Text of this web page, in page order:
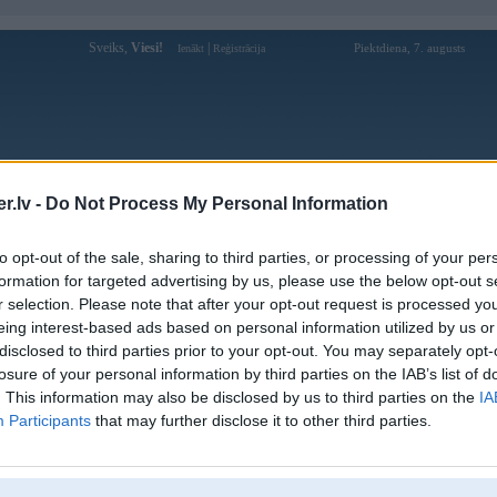
- Do Not Process My Personal Information
opt-out of the sale, sharing to third parties, or processing of your
for targeted advertising by us, please use the below opt-out
selection. Please note that after your opt-out request is processed
interest-based ads based on personal information utilized by us
to third parties prior to your opt-out. You may separately
of your personal information by third parties on the IAB’s list of
This information may also be disclosed by us to third parties on the
Participants that may further disclose it to other third parties.
Sveiks, Viesi! Ienākt Reģistrācija Piektdiena, 7. augusts
Forums Galerijas Reģistrācija Lietotāji
Lietotāja 83 profils
Pēdējo reizi manīts: 23. Feb 2026, 21:26
Lietotājvārds:
83
Pilsēta:
Rīga
Braucu ar:
www.caroscar.lv, salona ķīmīskā
tīrīšana, pulēšana, keramika, logu
tonēšana, tel: 24333353
logu tonēšana